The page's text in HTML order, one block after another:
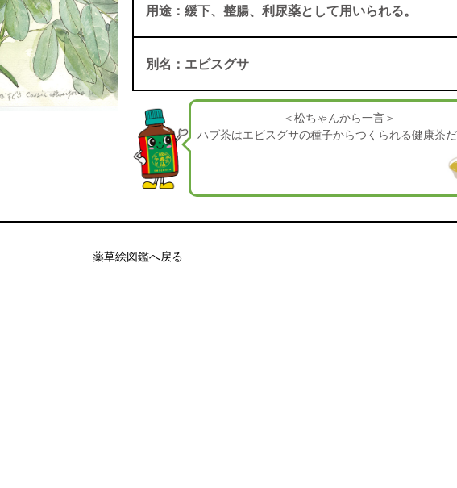
用途：緩下、整腸、利尿薬として用いられる。
別名：エビスグサ
＜松ちゃんから一言＞
ハブ茶はエビスグサの種子からつくられる健康茶
薬草絵図鑑へ戻る